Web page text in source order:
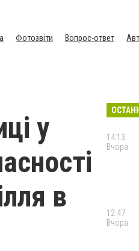
Фотозвіти Вопрос-ответ
у
в
14:13
Вчора
12:47
Вчора